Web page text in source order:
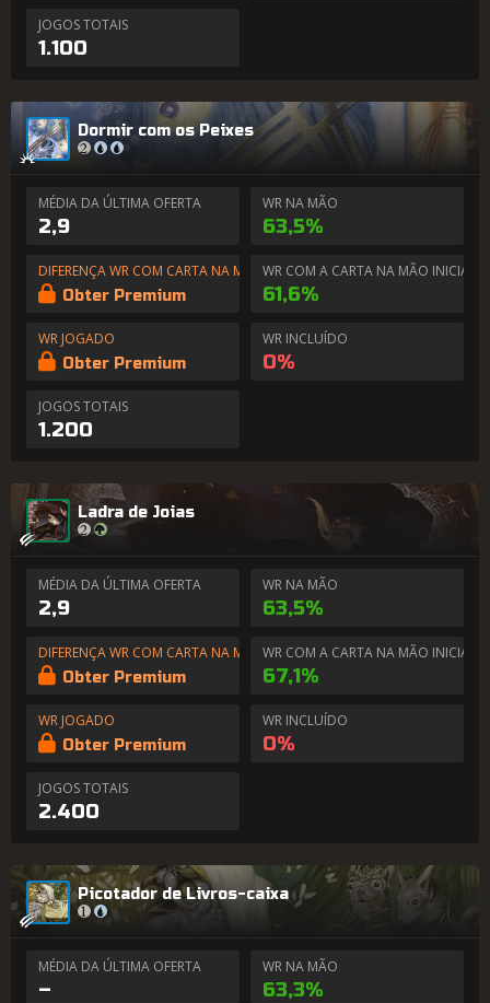
JOGOS TOTAIS
1.100
Dormir com os Peixes
MÉDIA DA ÚLTIMA OFERTA
2,9
WR NA MÃO
63,5%
DIFERENÇA WR COM CARTA NA MÃO
Obter Premium
WR COM A CARTA NA MÃO INICIAL
61,6%
WR JOGADO
Obter Premium
WR INCLUÍDO
0%
JOGOS TOTAIS
1.200
Ladra de Joias
MÉDIA DA ÚLTIMA OFERTA
2,9
WR NA MÃO
63,5%
DIFERENÇA WR COM CARTA NA MÃO
Obter Premium
WR COM A CARTA NA MÃO INICIAL
67,1%
WR JOGADO
Obter Premium
WR INCLUÍDO
0%
JOGOS TOTAIS
2.400
Picotador de Livros-caixa
MÉDIA DA ÚLTIMA OFERTA
–
WR NA MÃO
63,3%